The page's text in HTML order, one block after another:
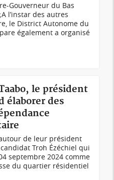
Gouverneur du Bas
l’instar des autres
le District Autonome du
également a organisé
le président
élaborer des
de leur président
Troh Ézéchiel qui
septembre 2024 comme
du quartier résidentiel